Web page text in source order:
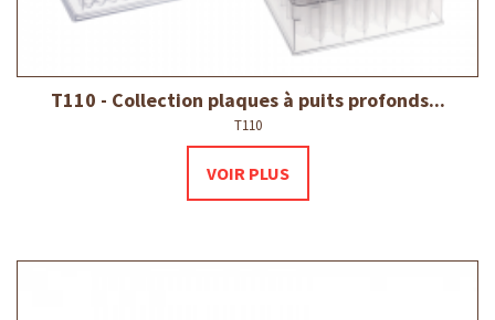
T110 - Collection plaques à puits profonds...
T110
VOIR PLUS